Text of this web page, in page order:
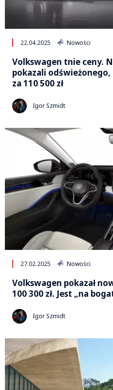
22.04.2025 Nowości
Volkswagen tnie ceny.
pokazali
za 110 500 zł
Igor Szmidt
27.02.2025 Nowości
Volkswagen pokazał
100 300 zł. Jest „na
Igor Szmidt